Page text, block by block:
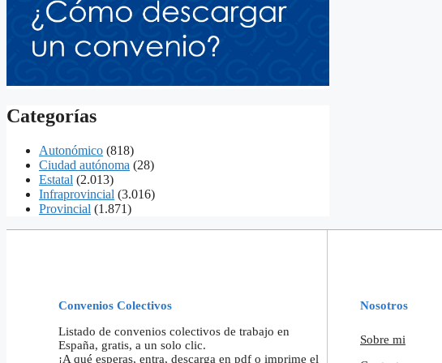
Categorías
Autonómico (818)
Ciudad autónoma (28)
Estatal (2.013)
Infraprovincial (3.016)
Provincial (1.871)
Convenios Colectivos
Listado de convenios colectivos de trabajo en
España, gratis, a un solo clic.
¡A qué esperas, entra, descarga en pdf o imprime el
Nosotros
Sobre mi